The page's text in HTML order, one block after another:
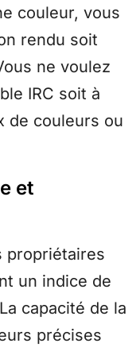
couleur, vous
rendu soit
ne voulez
IRC soit à
de couleurs ou
et
propriétaires
un indice de
capacité de la
précises